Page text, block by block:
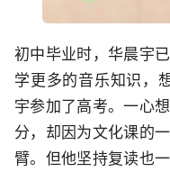
初中毕业时，华晨宇
学更多的音乐知识，
宇参加了高考。一心
分，却因为文化课的
臂。但他坚持复读也